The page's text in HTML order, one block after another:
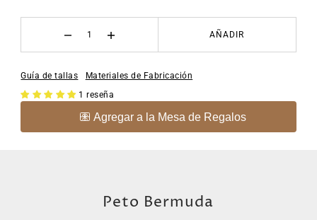
AÑADIR
Guía de tallas
Materiales de Fabricación
1 reseña
Peto Bermuda